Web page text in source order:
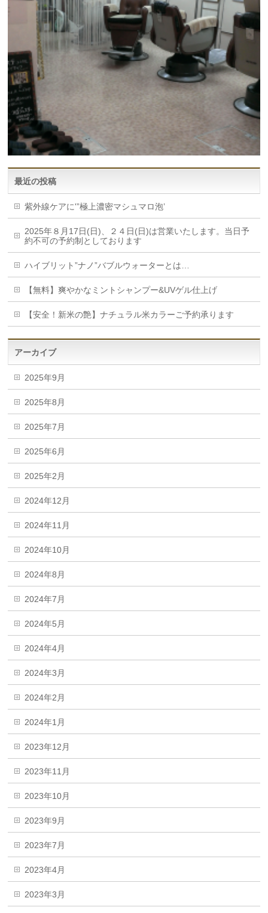
最近の投稿
紫外線ケアに'”極上濃密マシュマロ泡’
2025年８月17日(日)、２４日(日)は営業いたします。当日予
約不可の予約制としております
ハイブリット”ナノ”バブルウォーターとは…
【無料】爽やかなミントシャンプー&UVゲル仕上げ
【安全！新米の艶】ナチュラル米カラーご予約承ります
アーカイブ
2025年9月
2025年8月
2025年7月
2025年6月
2025年2月
2024年12月
2024年11月
2024年10月
2024年8月
2024年7月
2024年5月
2024年4月
2024年3月
2024年2月
2024年1月
2023年12月
2023年11月
2023年10月
2023年9月
2023年7月
2023年4月
2023年3月